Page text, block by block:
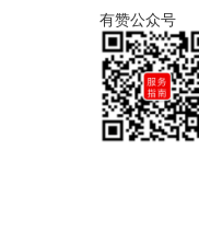
有赞公众号